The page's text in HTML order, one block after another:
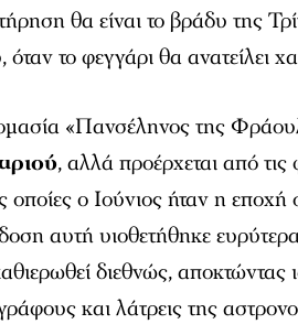
θα είναι το βράδυ της
όταν το φεγγάρι θα ανατείλει
«Πανσέληνος της
, αλλά προέρχεται από
οποίες ο Ιούνιος ήταν η
αυτή υιοθετήθηκε
διεθνώς,
και λάτρεις της